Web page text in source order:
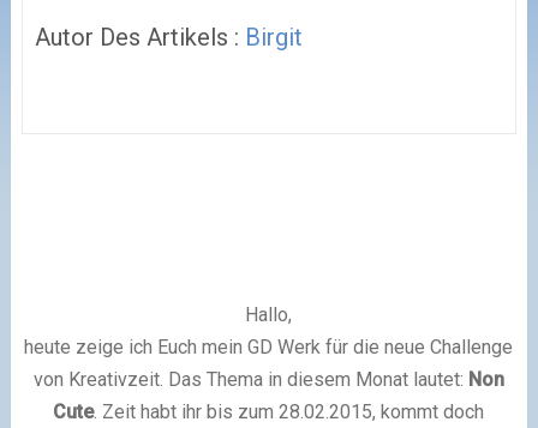
Autor Des Artikels : Birgit
Hallo,
heute zeige ich Euch mein GD Werk für die neue Challenge
von Kreativzeit. Das Thema in diesem Monat lautet: Non
Cute. Zeit habt ihr bis zum 28.02.2015, kommt doch